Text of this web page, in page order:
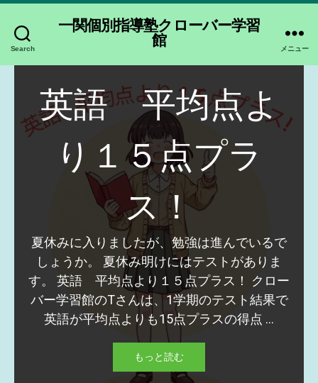
Search
一関個別指導塾クローバー学習
館
メニュー
英語 平均点よ
り１５点プラ
ス！
夏休みに入りましたが、勉強は進んでいるで
しょうか。 夏休み明けにはテストがありま
す。 英語 平均点より１５点プラス！ クロー
バー学習館のTさんは、1学期のテスト結果で
英語が平均点よりも15点プラスの得点 ...
もっと読む